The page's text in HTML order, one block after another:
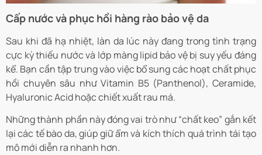
Cấp nước và phục hồi hàng rào bảo vệ da
Sau khi đã hạ nhiệt, làn da lúc này đang trong tình trạng
cực kỳ thiếu nước và lớp màng lipid bảo vệ bị suy yếu đáng
kể. Bạn cần tập trung vào việc bổ sung các hoạt chất phục
hồi chuyên sâu như Vitamin B5 (Panthenol), Ceramide,
Hyaluronic Acid hoặc chiết xuất rau má.
Những thành phần này đóng vai trò như “chất keo” gắn kết
lại các tế bào da, giúp giữ ẩm và kích thích quá trình tái tạo
mô mới diễn ra nhanh hơn.